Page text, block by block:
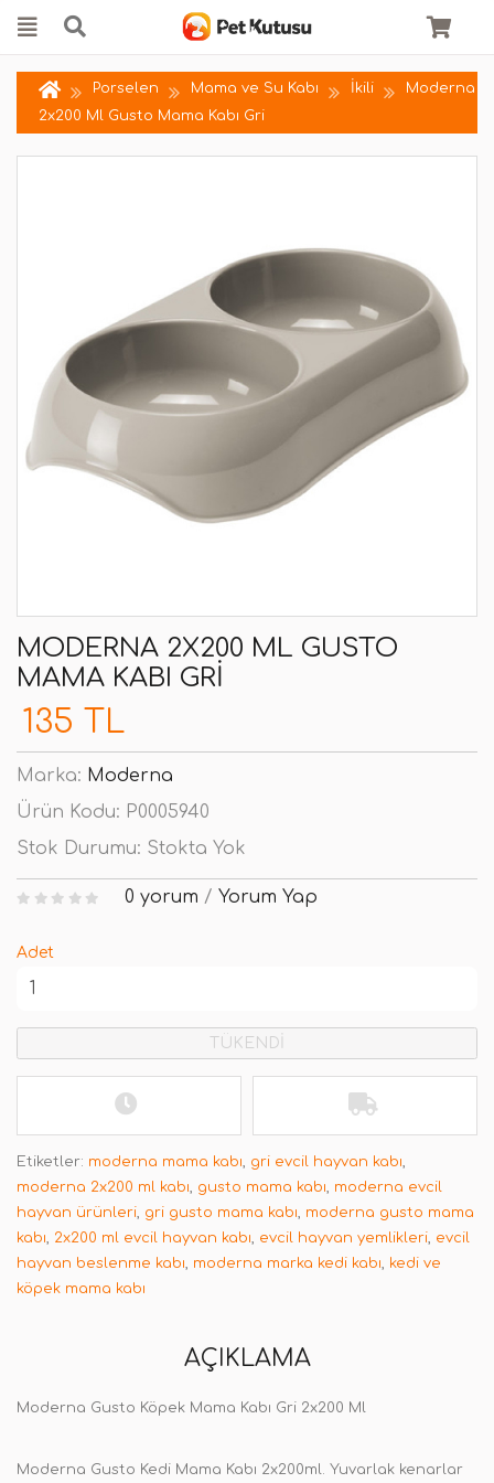
Porselen Mama ve Su Kabı İkili
Moderna
2x200 Ml Gusto Mama Kabı Gri
MODERNA 2X200 ML GUSTO
MAMA KABI GRI
135 TL
Marka: Moderna
Ürün Kodu: P0005940
Stok Durumu: Stokta Yok
0 yorum / Yorum Yap
Adet
TÜKENDİ
Etiketler: moderna mama kabı, gri evcil hayvan kabı,
moderna 2x200 ml kabı, gusto mama kabı, moderna evcil
hayvan ürünleri, gri gusto mama kabı, moderna gusto mama
kabı, 2x200 ml evcil hayvan kabı, evcil hayvan yemlikleri, evcil
hayvan beslenme kabı, moderna marka kedi kabı, kedi ve
köpek mama kabı
AÇIKLAMA
Moderna Gusto Köpek Mama Kabı Gri 2x200 Ml
Moderna Gusto Kedi Mama Kabı 2x200ml. Yuvarlak kenarlar